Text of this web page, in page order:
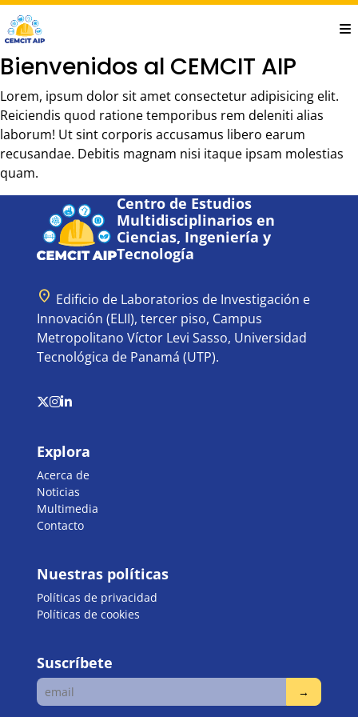
Saltar
al
contenido
principal
Bienvenidos al CEMCIT AIP
Lorem, ipsum dolor sit amet consectetur adipisicing elit.
Reiciendis quod ratione temporibus rem deleniti alias
laborum! Ut sint corporis accusamus libero earum
recusandae. Debitis magnam nisi itaque ipsam molestias
quam.
Centro de Estudios
Multidisciplinarios en
Ciencias, Ingeniería y
Tecnología
location_on Edificio de Laboratorios de Investigación e
Innovación (ELII), tercer piso, Campus
Metropolitano Víctor Levi Sasso, Universidad
Tecnológica de Panamá (UTP).
Explora
Acerca de
Noticias
Multimedia
Contacto
Nuestras políticas
Políticas de privacidad
Políticas de cookies
Suscríbete